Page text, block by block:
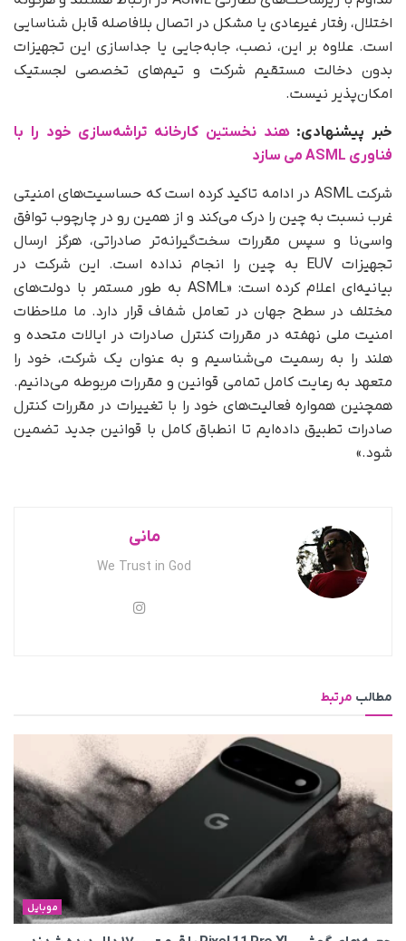
اختلال، رفتار غیرعادی یا مشکل در اتصال بلافاصله قابل شناسایی
است. علاوه بر این، نصب، جابه‌جایی یا جداسازی این تجهیزات
بدون دخالت مستقیم شرکت و تیم‌های تخصصی لجستیک
امکان‌پذیر نیست.
خبر پیشنهادی:هند نخستین کارخانه تراشه‌سازی خود را با
فناوری ASML می‌ سازد
شرکت ASML در ادامه تاکید کرده است که حساسیت‌های امنیتی
غرب نسبت به چین را درک می‌کند و از همین رو در چارچوب توافق
واسی‌نا و سپس مقررات سخت‌گیرانه‌تر صادراتی، هرگز ارسال
تجهیزات EUV به چین را انجام نداده است. این شرکت در
بیانیه‌ای اعلام کرده است: «ASML به‌ طور مستمر با دولت‌های
مختلف در سطح جهان در تعامل شفاف قرار دارد. ما ملاحظات
امنیت ملی نهفته در مقررات کنترل صادرات در ایالات متحده و
هلند را به رسمیت می‌شناسیم و به‌ عنوان یک شرکت، خود را
متعهد به رعایت کامل تمامی قوانین و مقررات مربوطه می‌دانیم.
همچنین همواره فعالیت‌های خود را با تغییرات در مقررات کنترل
صادرات تطبیق داده‌ایم تا انطباق کامل با قوانین جدید تضمین
شود.»
مانی
We Trust in God
مطالب مرتبط
موبایل